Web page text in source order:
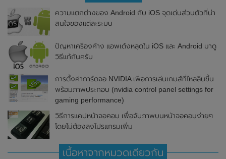
ความแตกต่างของ Android กับ iOS จุดเด่นส่วนตัวที่น่า
สนใจของแต่ละระบบ
ปัญหาเครื่องค้าง แอพเด้งหลุดใน iOS และ Android มาดู
วิธีแก้กันครับ
การตั้งค่าการ์ดจอ NVIDIA เพื่อการเล่นเกมส์ที่ไหลลื่นขึ้น
พร้อมภาพประกอบ (nvidia control panel settings for
gaming performance)
วิธีการแคปหน้าจอคอม เพื่อจับภาพบนหน้าจอคอมง่ายๆ
โดยไม่ต้องลงโปรแกรมเพิ่ม
เนื้อหาจากหมวดเดียวกัน